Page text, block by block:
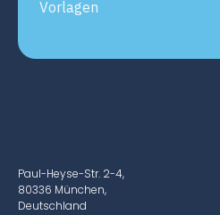
Paul-Heyse-Str. 2-4,
80336 München,
Deutschland